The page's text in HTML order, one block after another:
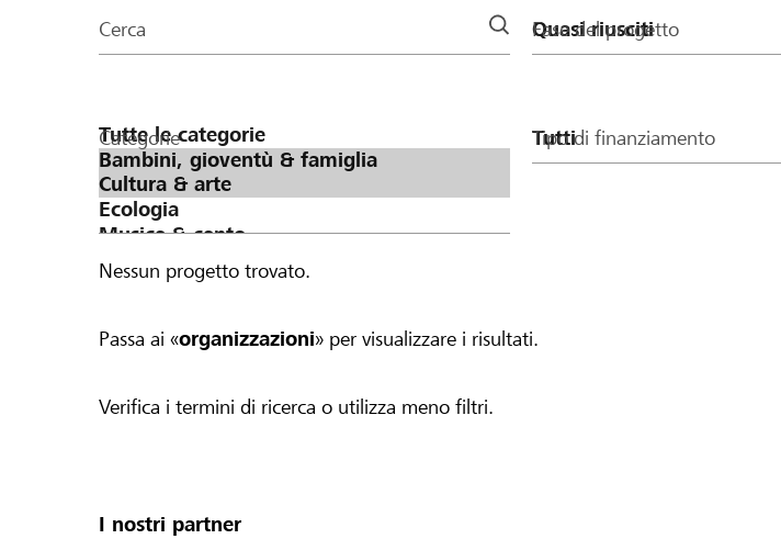
della
Cerca Fase del progetto
Categorie Tipo di finanziamento
Nessun progetto trovato.
Passa ai «organizzazioni» per visualizzare i risultati.
Verifica i termini di ricerca o utilizza meno filtri.
I nostri partner